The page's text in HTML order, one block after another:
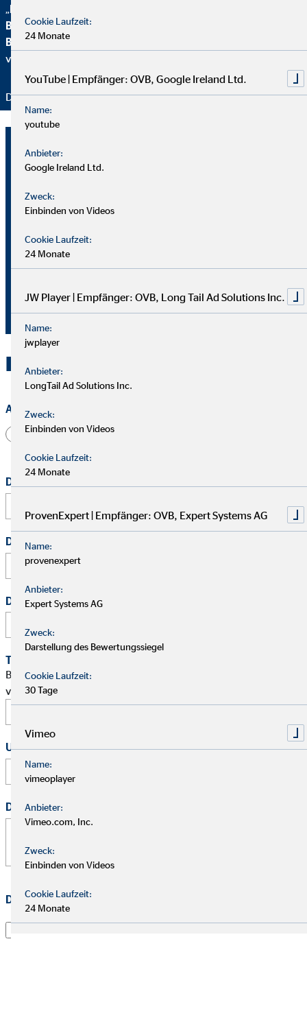
„
Beschäftigung und Employability (IBE
Brancheninitiative Nachhaltigkeit
verantwortungsvolle Beratung ein.
Danke für Ihr Vertrauen – wir bleiben dran!
Landesdirektor für die OVB
22529 Hamburg
040 - 71629606
fuchs@ovb.de
Kontakt zu OVB in Hamburg
Anrede
Herr Frau
Dein vollständiger Name
Deine E-Mail Adresse
Deine Telefonnummer
Terminwunsch
Bitte schlage mir einen Termin für ein persönliches Gespräch
vor.
Uhrzeit
Deine Nachricht
Datenschutz *
Ich habe dieDatenschutzerklärunggelesen und willige
Cookie Laufzeit:
24 Monate
YouTube | Empfänger: OVB, Google Ireland Ltd.
Name:
youtube
Anbieter:
Google Ireland Ltd.
Zweck:
Einbinden von Videos
Cookie Laufzeit:
24 Monate
JW Player | Empfänger: OVB, Long Tail Ad Solutions Inc.
Name:
jwplayer
Anbieter:
LongTail Ad Solutions Inc.
Zweck:
Einbinden von Videos
Cookie Laufzeit:
24 Monate
ProvenExpert | Empfänger: OVB, Expert Systems AG
Name:
provenexpert
Anbieter:
Expert Systems AG
Zweck:
Darstellung des Bewertungssiegel
Cookie Laufzeit:
30 Tage
Vimeo
Name:
vimeoplayer
Anbieter:
Vimeo.com, Inc.
Zweck:
Einbinden von Videos
Cookie Laufzeit:
24 Monate